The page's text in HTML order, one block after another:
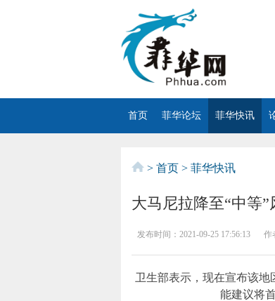
首页 菲华论坛 菲华快讯
> 首页 > 菲华快讯
大马尼拉降至“中等”
发布时间： 2021-09-25 17:56:13 作
卫生部表示，现在宣布该
能建议将